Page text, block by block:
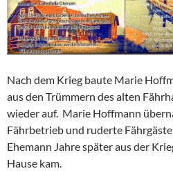
Nach dem Krieg baute Marie
aus den Trümmern des alten
wieder auf. Marie Hoffmann
Fährbetrieb und ruderte
Ehemann Jahre später aus der
Hause kam.